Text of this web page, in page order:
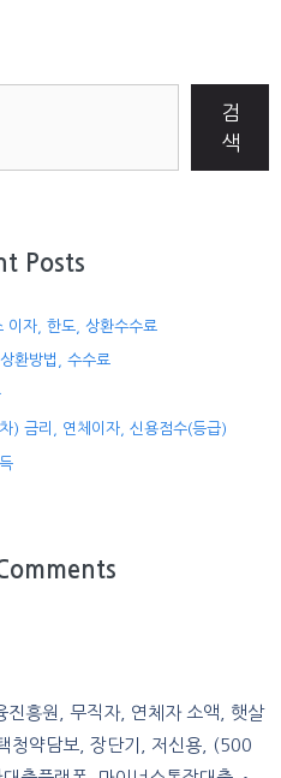
검
색
Posts
이자, 한도, 상환수수료
환방법, 수수료
) 금리, 연체이자, 신용점수(등급)
흥원, 무직자, 연체자 소액, 햇살
청약담보, 장단기, 저신용, (500